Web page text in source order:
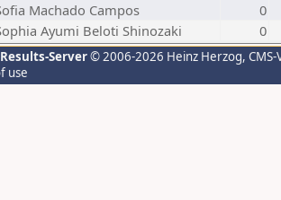
Machado Campos
0
Ayumi Beloti Shinozaki 0
Server© 2006-2026 Heinz Herzog,
use